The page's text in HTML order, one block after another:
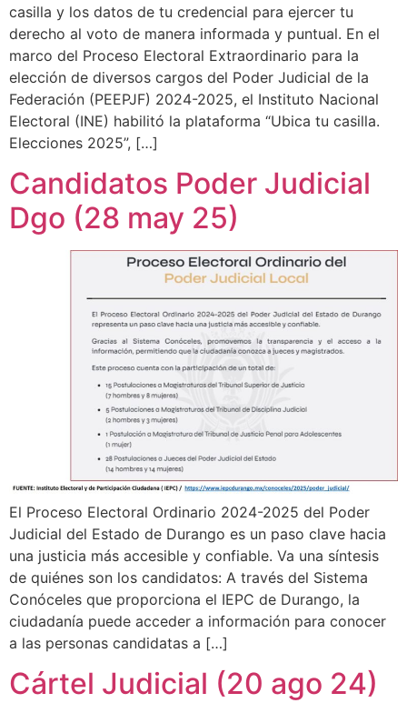
casilla y los datos de tu credencial para ejercer tu
derecho al voto de manera informada y puntual. En el
marco del Proceso Electoral Extraordinario para la
elección de diversos cargos del Poder Judicial de la
Federación (PEEPJF) 2024-2025, el Instituto Nacional
Electoral (INE) habilitó la plataforma “Ubica tu casilla.
Elecciones 2025”, […]
Candidatos Poder Judicial
Dgo (28 may 25)
El Proceso Electoral Ordinario 2024-2025 del Poder
Judicial del Estado de Durango es un paso clave hacia
una justicia más accesible y confiable. Va una síntesis
de quiénes son los candidatos: A través del Sistema
Conóceles que proporciona el IEPC de Durango, la
ciudadanía puede acceder a información para conocer
a las personas candidatas a […]
Cártel Judicial (20 ago 24)